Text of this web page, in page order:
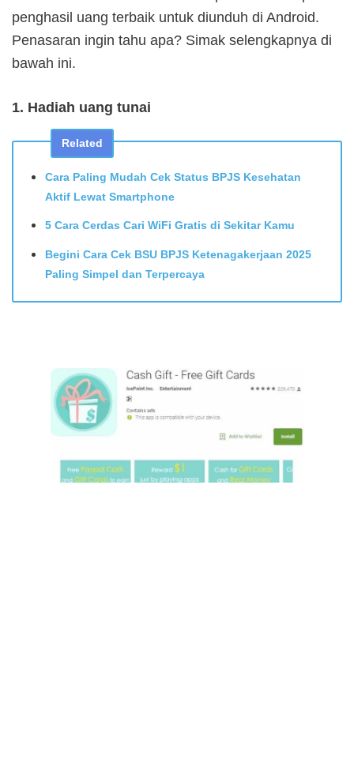
penghasil uang terbaik untuk diunduh di Android.
Penasaran ingin tahu apa? Simak selengkapnya di
bawah ini.
1. Hadiah uang tunai
Related
Cara Paling Mudah Cek Status BPJS Kesehatan
Aktif Lewat Smartphone
5 Cara Cerdas Cari WiFi Gratis di Sekitar Kamu
Begini Cara Cek BSU BPJS Ketenagakerjaan 2025
Paling Simpel dan Terpercaya